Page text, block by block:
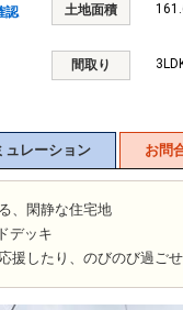
認
土地面積
間取り
ュレーション お問
、閑静な住宅地
デッキ
援したり、のびのび過ご